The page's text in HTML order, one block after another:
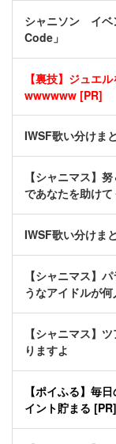
シャニソン イ
Code」
【裏技】ジュエ
wwwwww [PR]
IWSF歌い分けま
【シャニマス】
であなたを助け
IWSF歌い分けま
【シャニマス】
うなアイドルが
【シャニマス】
りますよ
【ポイふる】毎
イント貯まる [PR]